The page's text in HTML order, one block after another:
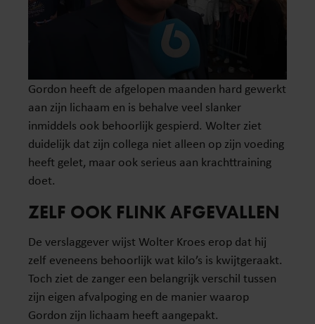
Gordon heeft de afgelopen maanden hard gewerkt
aan zijn lichaam en is behalve veel slanker
inmiddels ook behoorlijk gespierd. Wolter ziet
duidelijk dat zijn collega niet alleen op zijn voeding
heeft gelet, maar ook serieus aan krachttraining
doet.
ZELF OOK FLINK AFGEVALLEN
De verslaggever wijst Wolter Kroes erop dat hij
zelf eveneens behoorlijk wat kilo’s is kwijtgeraakt.
Toch ziet de zanger een belangrijk verschil tussen
zijn eigen afvalpoging en de manier waarop
Gordon zijn lichaam heeft aangepakt.